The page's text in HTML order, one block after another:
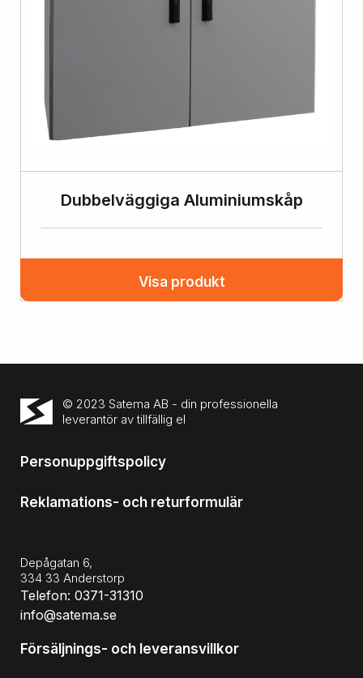
Dubbelväggiga Aluminiumskåp
Visa produkt
© 2023 Satema AB - din professionella
leverantör av tillfällig el
Personuppgiftspolicy
Reklamations- och returformulär
Depågatan 6,
334 33 Anderstorp
Telefon: 0371-31310
info@satema.se
Försäljnings- och leveransvillkor